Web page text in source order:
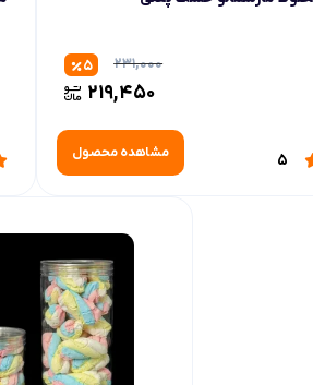
231,000
219,450
5
مشاهده محصول 5